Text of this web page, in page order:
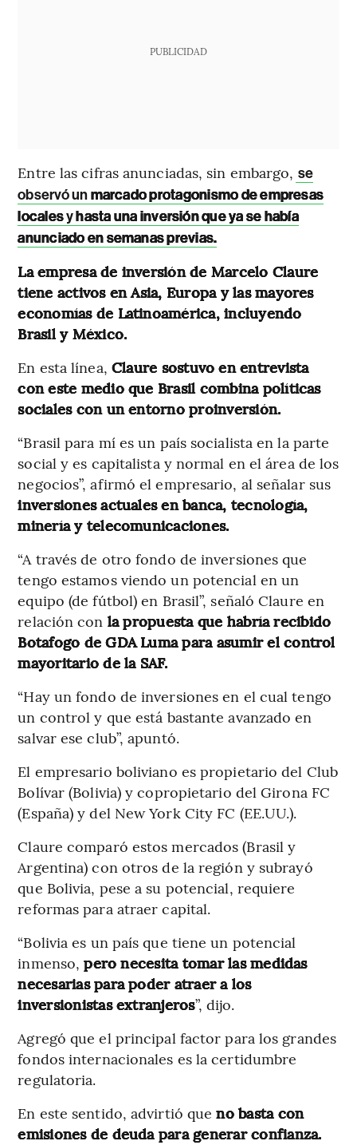
PUBLICIDAD
Entre las cifras anunciadas, sin embargo, se
observó unmarcado protagonismo de empresas
localesyhasta una inversión que ya se había
anunciado en semanas previas.
La empresa de inversión de Marcelo Claure
tiene activos en Asia, Europa y las mayores
economías de Latinoamérica, incluyendo
Brasil y México.
En esta línea, Claure sostuvo en entrevista
con este medio que Brasil combina políticas
sociales con un entorno proinversión.
“Brasil para mí es un país socialista en la parte
social y es capitalista y normal en el área de los
negocios”, afirmó el empresario, al señalar sus
inversiones actuales en banca, tecnología,
minería y telecomunicaciones.
“A través de otro fondo de inversiones que
tengo estamos viendo un potencial en un
equipo (de fútbol) en Brasil”, señaló Claure en
relación con la propuesta que habría recibido
Botafogo de GDA Luma para asumir el control
mayoritario de la SAF.
“Hay un fondo de inversiones en el cual tengo
un control y que está bastante avanzado en
salvar ese club”, apuntó.
El empresario boliviano es propietario del Club
Bolívar (Bolivia) y copropietario del Girona FC
(España) y del New York City FC (EE.UU.).
Claure comparó estos mercados (Brasil y
Argentina) con otros de la región y subrayó
que Bolivia, pese a su potencial, requiere
reformas para atraer capital.
“Bolivia es un país que tiene un potencial
inmenso,pero necesita tomar las medidas
necesarias para poder atraer a los
inversionistas extranjeros”, dijo.
Agregó que el principal factor para los grandes
fondos internacionales es la certidumbre
regulatoria.
En este sentido, advirtió queno basta con
emisiones de deuda para generar confianza.